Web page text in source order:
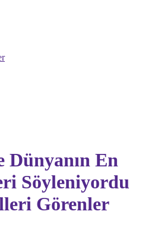
Dünyanın En
Söyleniyordu
Görenler